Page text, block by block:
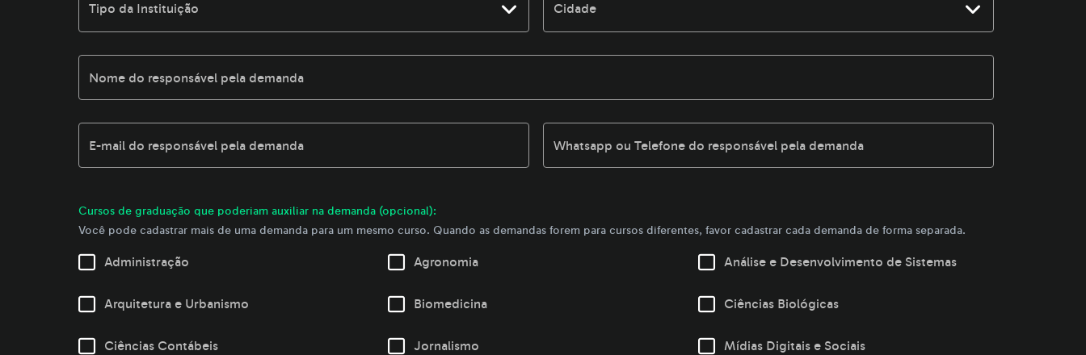
Tipo da Instituição Cidade
Nome do responsável pela demanda
E-mail do responsável pela demanda Whatsapp ou Telefone do responsável pela demanda
Cursos de graduação que poderiam auxiliar na demanda (opcional):
Você pode cadastrar mais de uma demanda para um mesmo curso. Quando as demandas forem para cursos diferentes, favor cadastrar cada demanda de forma separada.
Administração Agronomia Análise e Desenvolvimento de Sistemas
Arquitetura e Urbanismo Biomedicina Ciências Biológicas
Ciências Contábeis Jornalismo Mídias Digitais e Sociais